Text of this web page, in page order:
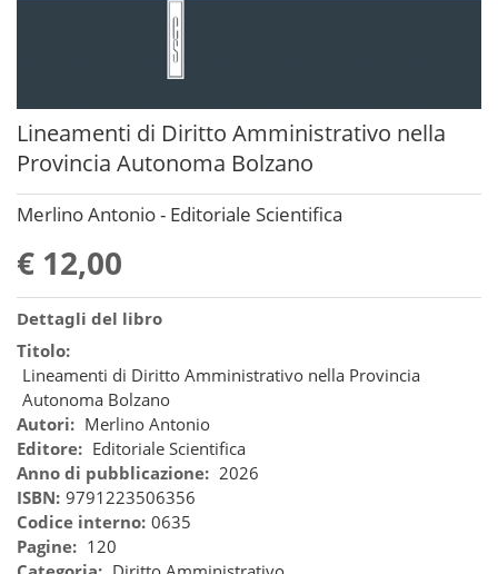
Lineamenti di Diritto Amministrativo nella
Provincia Autonoma Bolzano
Merlino Antonio - Editoriale Scientifica
€ 12,00
Dettagli del libro
Titolo:
Lineamenti di Diritto Amministrativo nella Provincia
Autonoma Bolzano
Autori: Merlino Antonio
Editore: Editoriale Scientifica
Anno di pubblicazione: 2026
ISBN: 9791223506356
Codice interno: 0635
Pagine: 120